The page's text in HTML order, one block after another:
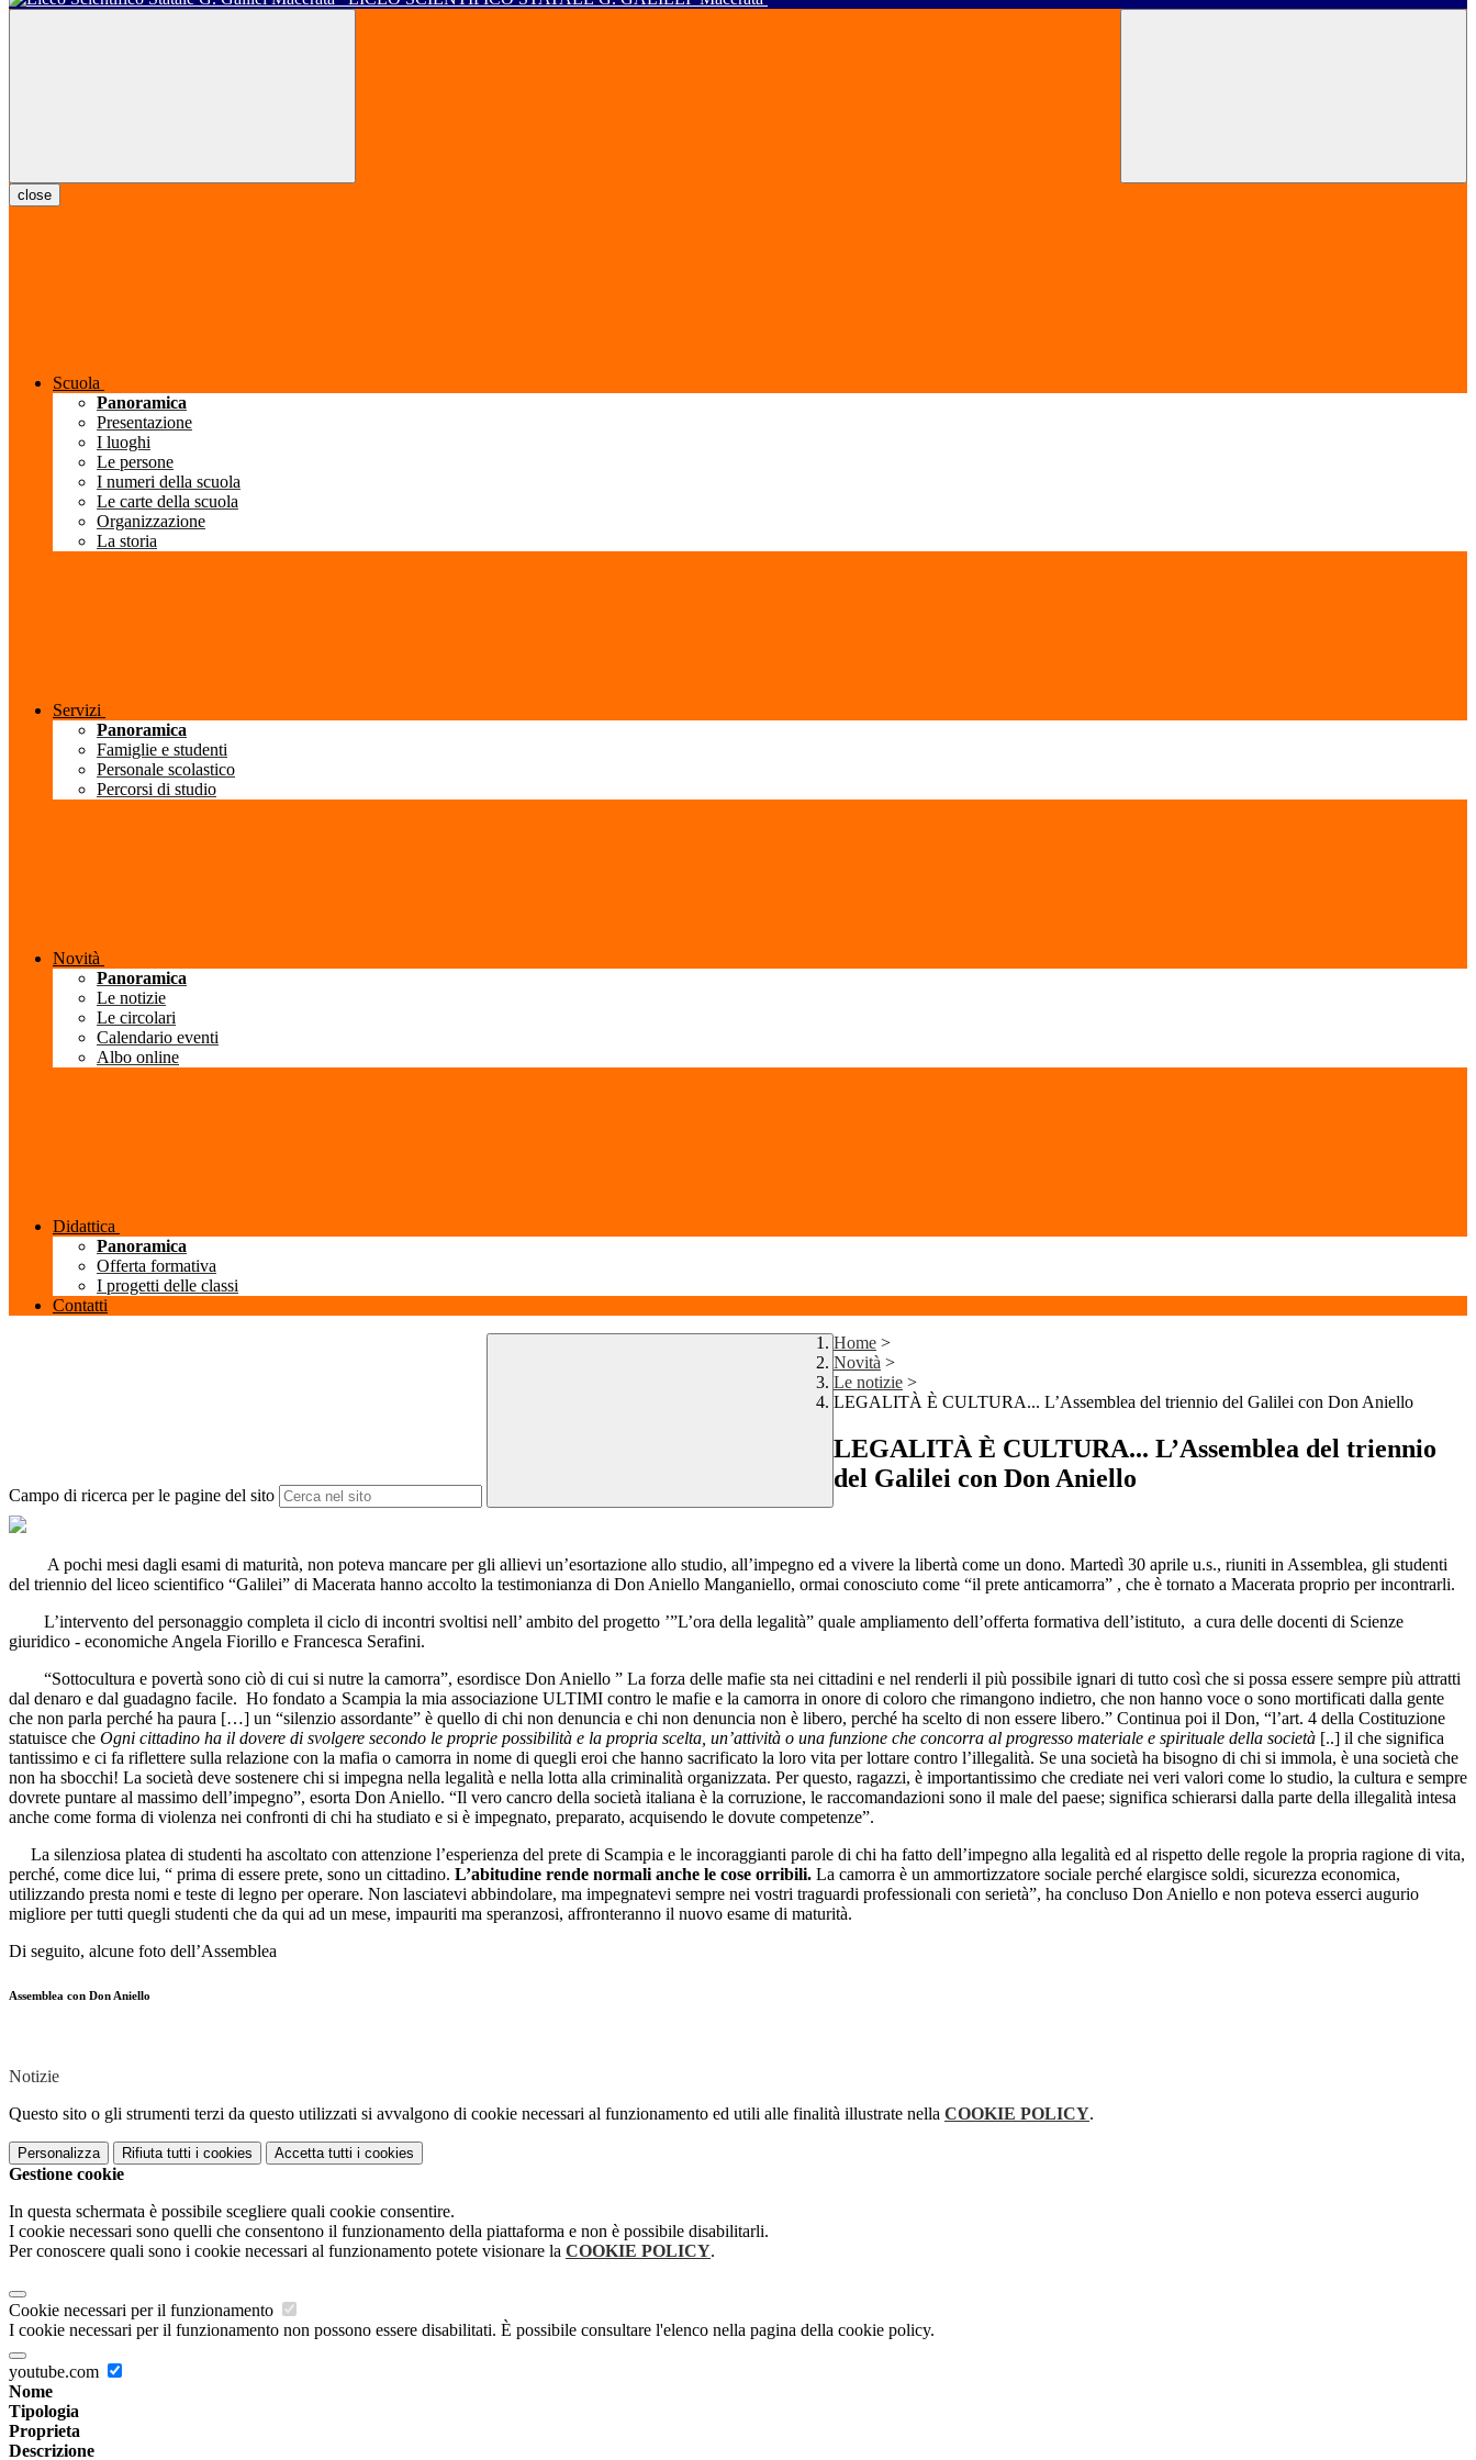
close
Scuola
Panoramica
Presentazione
I luoghi
Le persone
I numeri della scuola
Le carte della scuola
Organizzazione
La storia
Servizi
Panoramica
Famiglie e studenti
Personale scolastico
Percorsi di studio
Novità
Panoramica
Le notizie
Le circolari
Calendario eventi
Albo online
Didattica
Panoramica
Offerta formativa
I progetti delle classi
Contatti
Campo di ricerca per le pagine del sito
Home >
Novità >
Le notizie >
LEGALITÀ È CULTURA... L’Assemblea del triennio del Galilei con Don Aniello
LEGALITÀ È CULTURA... L’Assemblea del triennio
del Galilei con Don Aniello
A pochi mesi dagli esami di maturità, non poteva mancare per gli allievi un’esortazione allo studio, all’impegno ed a vivere la libertà come un dono. Martedì 30 aprile u.s., riuniti in Assemblea, gli studenti
del triennio del liceo scientifico “Galilei” di Macerata hanno accolto la testimonianza di Don Aniello Manganiello, ormai conosciuto come “il prete anticamorra” , che è tornato a Macerata proprio per incontrarli.
L’intervento del personaggio completa il ciclo di incontri svoltisi nell’ ambito del progetto ’”L’ora della legalità” quale ampliamento dell’offerta formativa dell’istituto, a cura delle docenti di Scienze
giuridico - economiche Angela Fiorillo e Francesca Serafini.
“Sottocultura e povertà sono ciò di cui si nutre la camorra”, esordisce Don Aniello ” La forza delle mafie sta nei cittadini e nel renderli il più possibile ignari di tutto così che si possa essere sempre più attratti
dal denaro e dal guadagno facile. Ho fondato a Scampia la mia associazione ULTIMI contro le mafie e la camorra in onore di coloro che rimangono indietro, che non hanno voce o sono mortificati dalla gente
che non parla perché ha paura […] un “silenzio assordante” è quello di chi non denuncia e chi non denuncia non è libero, perché ha scelto di non essere libero.” Continua poi il Don, “l’art. 4 della Costituzione
statuisce che Ogni cittadino ha il dovere di svolgere secondo le proprie possibilità e la propria scelta, un’attività o una funzione che concorra al progresso materiale e spirituale della società [..] il che significa
tantissimo e ci fa riflettere sulla relazione con la mafia o camorra in nome di quegli eroi che hanno sacrificato la loro vita per lottare contro l’illegalità. Se una società ha bisogno di chi si immola, è una società che
non ha sbocchi! La società deve sostenere chi si impegna nella legalità e nella lotta alla criminalità organizzata. Per questo, ragazzi, è importantissimo che crediate nei veri valori come lo studio, la cultura e sempre
dovrete puntare al massimo dell’impegno”, esorta Don Aniello. “Il vero cancro della società italiana è la corruzione, le raccomandazioni sono il male del paese; significa schierarsi dalla parte della illegalità intesa
anche come forma di violenza nei confronti di chi ha studiato e si è impegnato, preparato, acquisendo le dovute competenze”.
La silenziosa platea di studenti ha ascoltato con attenzione l’esperienza del prete di Scampia e le incoraggianti parole di chi ha fatto dell’impegno alla legalità ed al rispetto delle regole la propria ragione di vita,
perché, come dice lui, “ prima di essere prete, sono un cittadino. L’abitudine rende normali anche le cose orribili. La camorra è un ammortizzatore sociale perché elargisce soldi, sicurezza economica,
utilizzando presta nomi e teste di legno per operare. Non lasciatevi abbindolare, ma impegnatevi sempre nei vostri traguardi professionali con serietà”, ha concluso Don Aniello e non poteva esserci augurio
migliore per tutti quegli studenti che da qui ad un mese, impauriti ma speranzosi, affronteranno il nuovo esame di maturità.
Di seguito, alcune foto dell’Assemblea
Assemblea con Don Aniello
Notizie
Questo sito o gli strumenti terzi da questo utilizzati si avvalgono di cookie necessari al funzionamento ed utili alle finalità illustrate nella COOKIE POLICY.
Personalizza Rifiuta tutti i cookies Accetta tutti i cookies
Gestione cookie
In questa schermata è possibile scegliere quali cookie consentire.
I cookie necessari sono quelli che consentono il funzionamento della piattaforma e non è possibile disabilitarli.
Per conoscere quali sono i cookie necessari al funzionamento potete visionare la COOKIE POLICY.
Cookie necessari per il funzionamento
I cookie necessari per il funzionamento non possono essere disabilitati. È possibile consultare l'elenco nella pagina della cookie policy.
youtube.com
Nome
Tipologia
Proprieta
Descrizione